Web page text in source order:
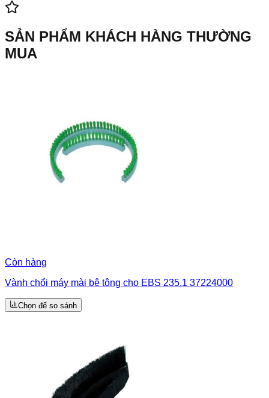
SẢN PHẨM KHÁCH HÀNG THƯỜNG
MUA
Còn hàng
Vành chổi máy mài bê tông cho EBS 235.1 37224000
Chọn để so sánh